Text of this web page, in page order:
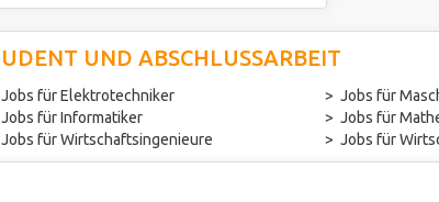
UND ABSCHLUSSARBEIT
Jobs für Elektrotechniker
Jobs für
Jobs für Informatiker
Jobs für
Jobs für Wirtschaftsingenieure Jobs für